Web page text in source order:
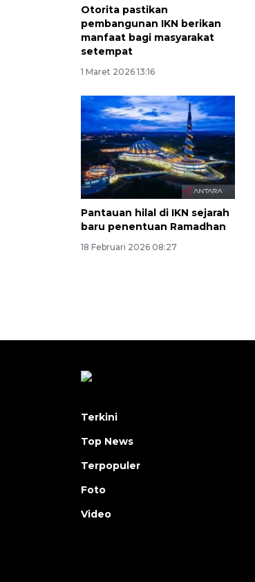
Otorita pastikan
pembangunan IKN berikan
manfaat bagi masyarakat
setempat
1 Maret 2026 13:16
Pantauan hilal di IKN sejarah
baru penentuan Ramadhan
18 Februari 2026 08:27
Terkini
Top News
Terpopuler
Foto
Video